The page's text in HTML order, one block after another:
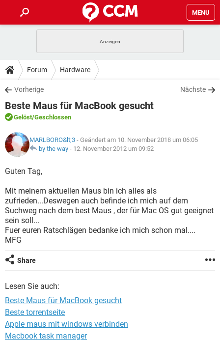
MENU
ANDROID
WINDOWS 10
WHATSAPP TIKTOK
FACEBOOK
TIPPS & TRICKS
SPIELE
WINDOWS 10
WHATSAPP
FACEBOOK HARDWARE
DOWNLOADS
SPIELE STREAMING
ANDROID
WINDOWS 10 INSTAGRAM
WHATSAPP
FACEBOOK
FORUM
SPIELE
ANDROID IOS
FACEBOOK HARDWARE
LEXIKON
SPIELE
ANDROID
WINDOWS 10 INSTAGRAM
WHATSAPP TIKTOK
FACEBOOK
Forum Hardware
Vorherige Nächste
Beste Maus für MacBook gesucht
Gelöst/Geschlossen
MARLBORO&lt;3 - Geändert am 10. November 2018 um 06:05
by the way - 12. November 2012 um 09:52
Guten Tag,
Mit meinem aktuellen Maus bin ich alles als
zufrieden...Deswegen auch befinde ich mich auf dem
Suchweg nach dem best Maus , der für Mac OS gut geeignet
sein soll...
Fuer euren Ratschlägen bedanke ich mich schon mal....
MFG
Share
Lesen Sie auch:
Beste Maus für MacBook gesucht
Beste torrentseite
Apple maus mit windows verbinden
Macbook task manager